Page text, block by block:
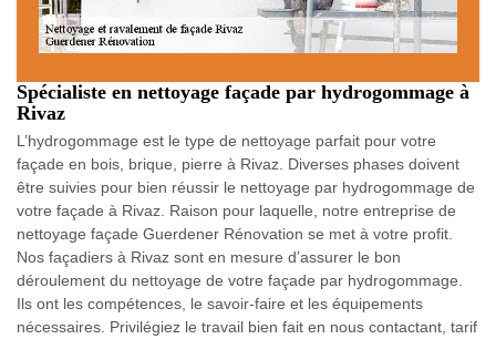
Spécialiste en nettoyage façade par hydrogommage à
Rivaz
L’hydrogommage est le type de nettoyage parfait pour votre
façade en bois, brique, pierre à Rivaz. Diverses phases doivent
être suivies pour bien réussir le nettoyage par hydrogommage de
votre façade à Rivaz. Raison pour laquelle, notre entreprise de
nettoyage façade Guerdener Rénovation se met à votre profit.
Nos façadiers à Rivaz sont en mesure d’assurer le bon
déroulement du nettoyage de votre façade par hydrogommage.
Ils ont les compétences, le savoir-faire et les équipements
nécessaires. Privilégiez le travail bien fait en nous contactant, tarif